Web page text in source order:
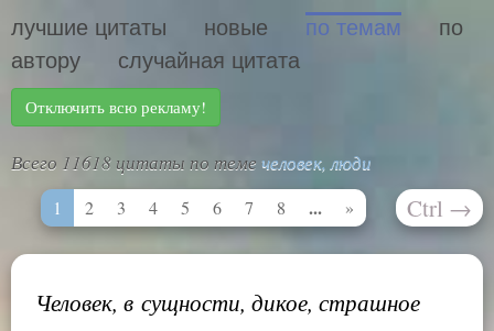
лучшие цитаты новые по темам
по
автору
случайная цитата
Отключить всю рекламу!
Всего 11618 цитаты по теме человек, люди
1 2 3 4 5 6 7 8 ... » Ctrl →
Человек, в сущности, дикое, страшное